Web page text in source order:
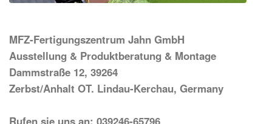
MFZ-Fertigungszentrum Jahn GmbH
Ausstellung & Produktberatung & Montage
Dammstraße 12, 39264
Zerbst/Anhalt OT. Lindau-Kerchau, Germany